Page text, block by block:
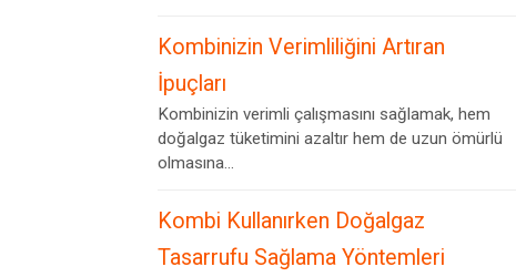
Kombinizin Verimliliğini Artıran
İpuçları
Kombinizin verimli çalışmasını sağlamak, hem
doğalgaz tüketimini azaltır hem de uzun ömürlü
olmasına...
Kombi Kullanırken Doğalgaz
Tasarrufu Sağlama Yöntemleri